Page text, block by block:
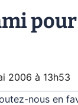
2006 à 13h53
nous en